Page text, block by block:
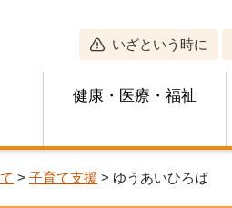
いざという時に
健康・医療・福祉
> 子育て支援 > ゆうあいひろば